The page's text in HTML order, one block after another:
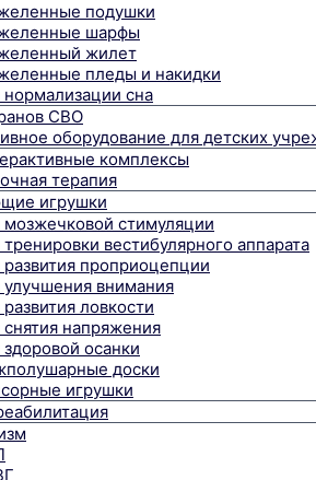
подушки
шарфы
жилет
пледы и накидки
сна
СВО
оборудование для детских
комплексы
терапия
игрушки
стимуляции
вестибулярного аппарата
проприоцепции
внимания
ловкости
напряжения
осанки
доски
игрушки